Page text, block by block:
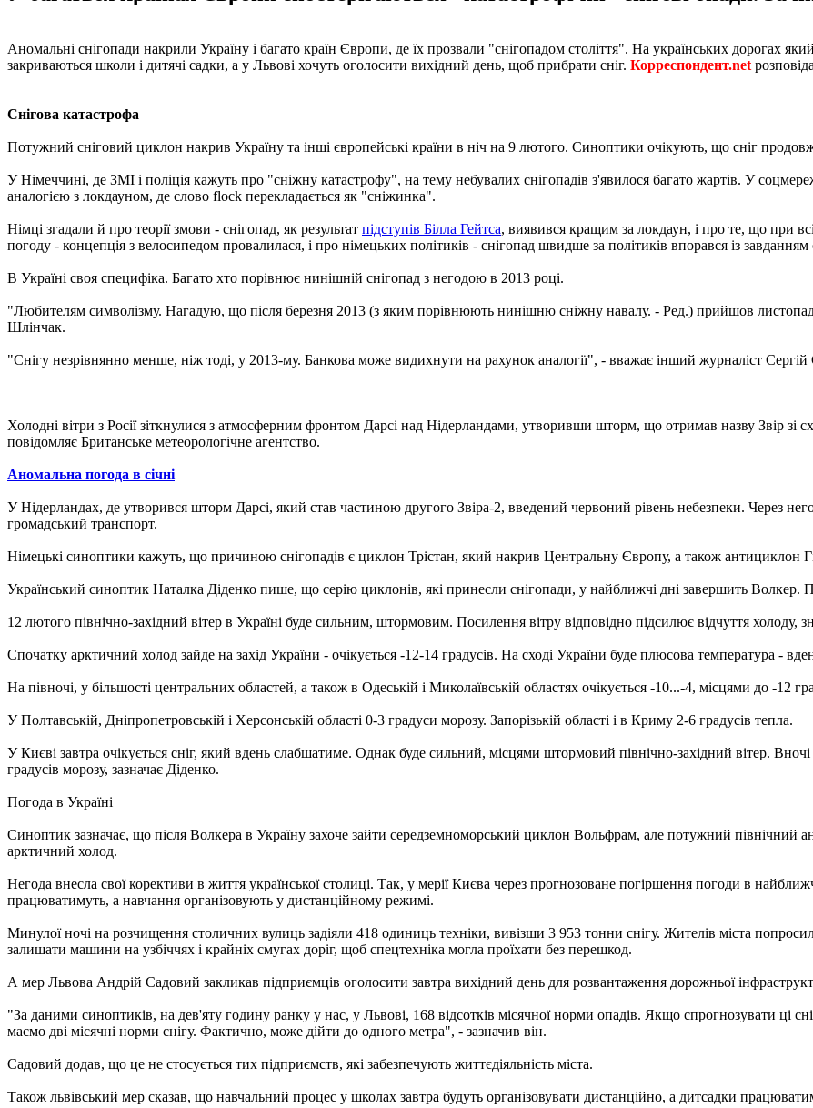
Аномальні снігопади накрили Україну і багато країн Європи, де їх прозвали "снігопадом століття". На українських дорогах
закриваються школи і дитячі садки, а у Львові хочуть оголосити вихідний день, щоб прибрати сніг. Корреспондент.net
Снігова катастрофа
Потужний сніговий циклон накрив Україну та інші європейські країни в ніч на 9 лютого. Синоптики очікують, що сніг
У Німеччині, де ЗМІ і поліція кажуть про "сніжну катастрофу", на тему небувалих снігопадів з'явилося багато жартів. У
аналогією з локдауном, де слово flock перекладається як "сніжинка".
Німці згадали й про теорії змови - снігопад, як результат підступів Білла Гейтса, виявився кращим за локдаун, і про те, що при
погоду - концепція з велосипедом провалилася, і про німецьких політиків - снігопад швидше за політиків впорався із
В Україні своя специфіка. Багато хто порівнює нинішній снігопад з негодою в 2013 році.
"Любителям символізму. Нагадую, що після березня 2013 (з яким порівнюють нинішню сніжну навалу. - Ред.) прийшов листопад
Шлінчак.
"Снігу незрівнянно менше, ніж тоді, у 2013-му. Банкова може видихнути на рахунок аналогії", - вважає інший журналіст
Холодні вітри з Росії зіткнулися з атмосферним фронтом Дарсі над Нідерландами, утворивши шторм, що отримав назву Звір
повідомляє Британське метеорологічне агентство.
Аномальна погода в січні
У Нідерландах, де утворився шторм Дарсі, який став частиною другого Звіра-2, введений червоний рівень небезпеки. Через
громадський транспорт.
Німецькі синоптики кажуть, що причиною снігопадів є циклон Трістан, який накрив Центральну Європу, а також антициклон
Український синоптик Наталка Діденко пише, що серію циклонів, які принесли снігопади, у найближчі дні завершить Волкер.
12 лютого північно-західний вітер в Україні буде сильним, штормовим. Посилення вітру відповідно підсилює відчуття холоду,
Спочатку арктичний холод зайде на захід України - очікується -12-14 градусів. На сході України буде плюсова температура -
На півночі, у більшості центральних областей, а також в Одеській і Миколаївській областях очікується -10...-4, місцями до -12
У Полтавській, Дніпропетровській і Херсонській області 0-3 градуси морозу. Запорізькій області і в Криму 2-6 градусів тепла.
У Києві завтра очікується сніг, який вдень слабшатиме. Однак буде сильний, місцями штормовий північно-західний вітер.
градусів морозу, зазначає Діденко.
Погода в Україні
Синоптик зазначає, що після Волкера в Україну захоче зайти середземноморський циклон Вольфрам, але потужний
арктичний холод.
Негода внесла свої корективи в життя української столиці. Так, у мерії Києва через прогнозоване погіршення погоди в
працюватимуть, а навчання організовують у дистанційному режимі.
Минулої ночі на розчищення столичних вулиць задіяли 418 одиниць техніки, вивізши 3 953 тонни снігу. Жителів міста
залишати машини на узбіччях і крайніх смугах доріг, щоб спецтехніка могла проїхати без перешкод.
А мер Львова Андрій Садовий закликав підприємців оголосити завтра вихідний день для розвантаження дорожньої
"За даними синоптиків, на дев'яту годину ранку у нас, у Львові, 168 відсотків місячної норми опадів. Якщо спрогнозувати ці
маємо дві місячні норми снігу. Фактично, може дійти до одного метра", - зазначив він.
Садовий додав, що це не стосується тих підприємств, які забезпечують життєдіяльність міста.
Також львівський мер сказав, що навчальний процес у школах завтра будуть організовувати дистанційно, а дитсадки